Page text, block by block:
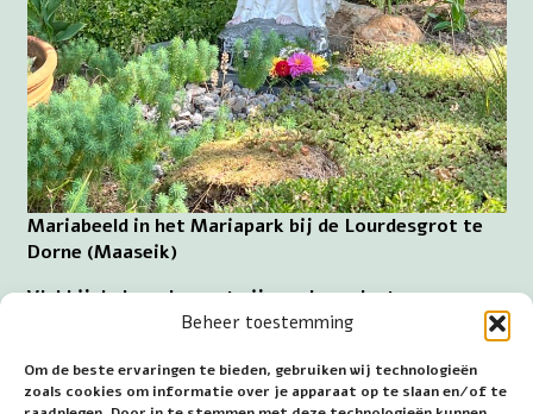
Beheer toestemming
Om de beste ervaringen te bieden, gebruiken wij technologieën
zoals cookies om informatie over je apparaat op te slaan en/of te
Mariabeeld in het Mariapark bij de Lourdesgrot te
Dorne (Maaseik)
Vlakbij de Lourdesgrot zijn parkeerplaatsen en een
toilet is achter de grot. De goed verzorgde
maken heel wat bezoekers gebruik.